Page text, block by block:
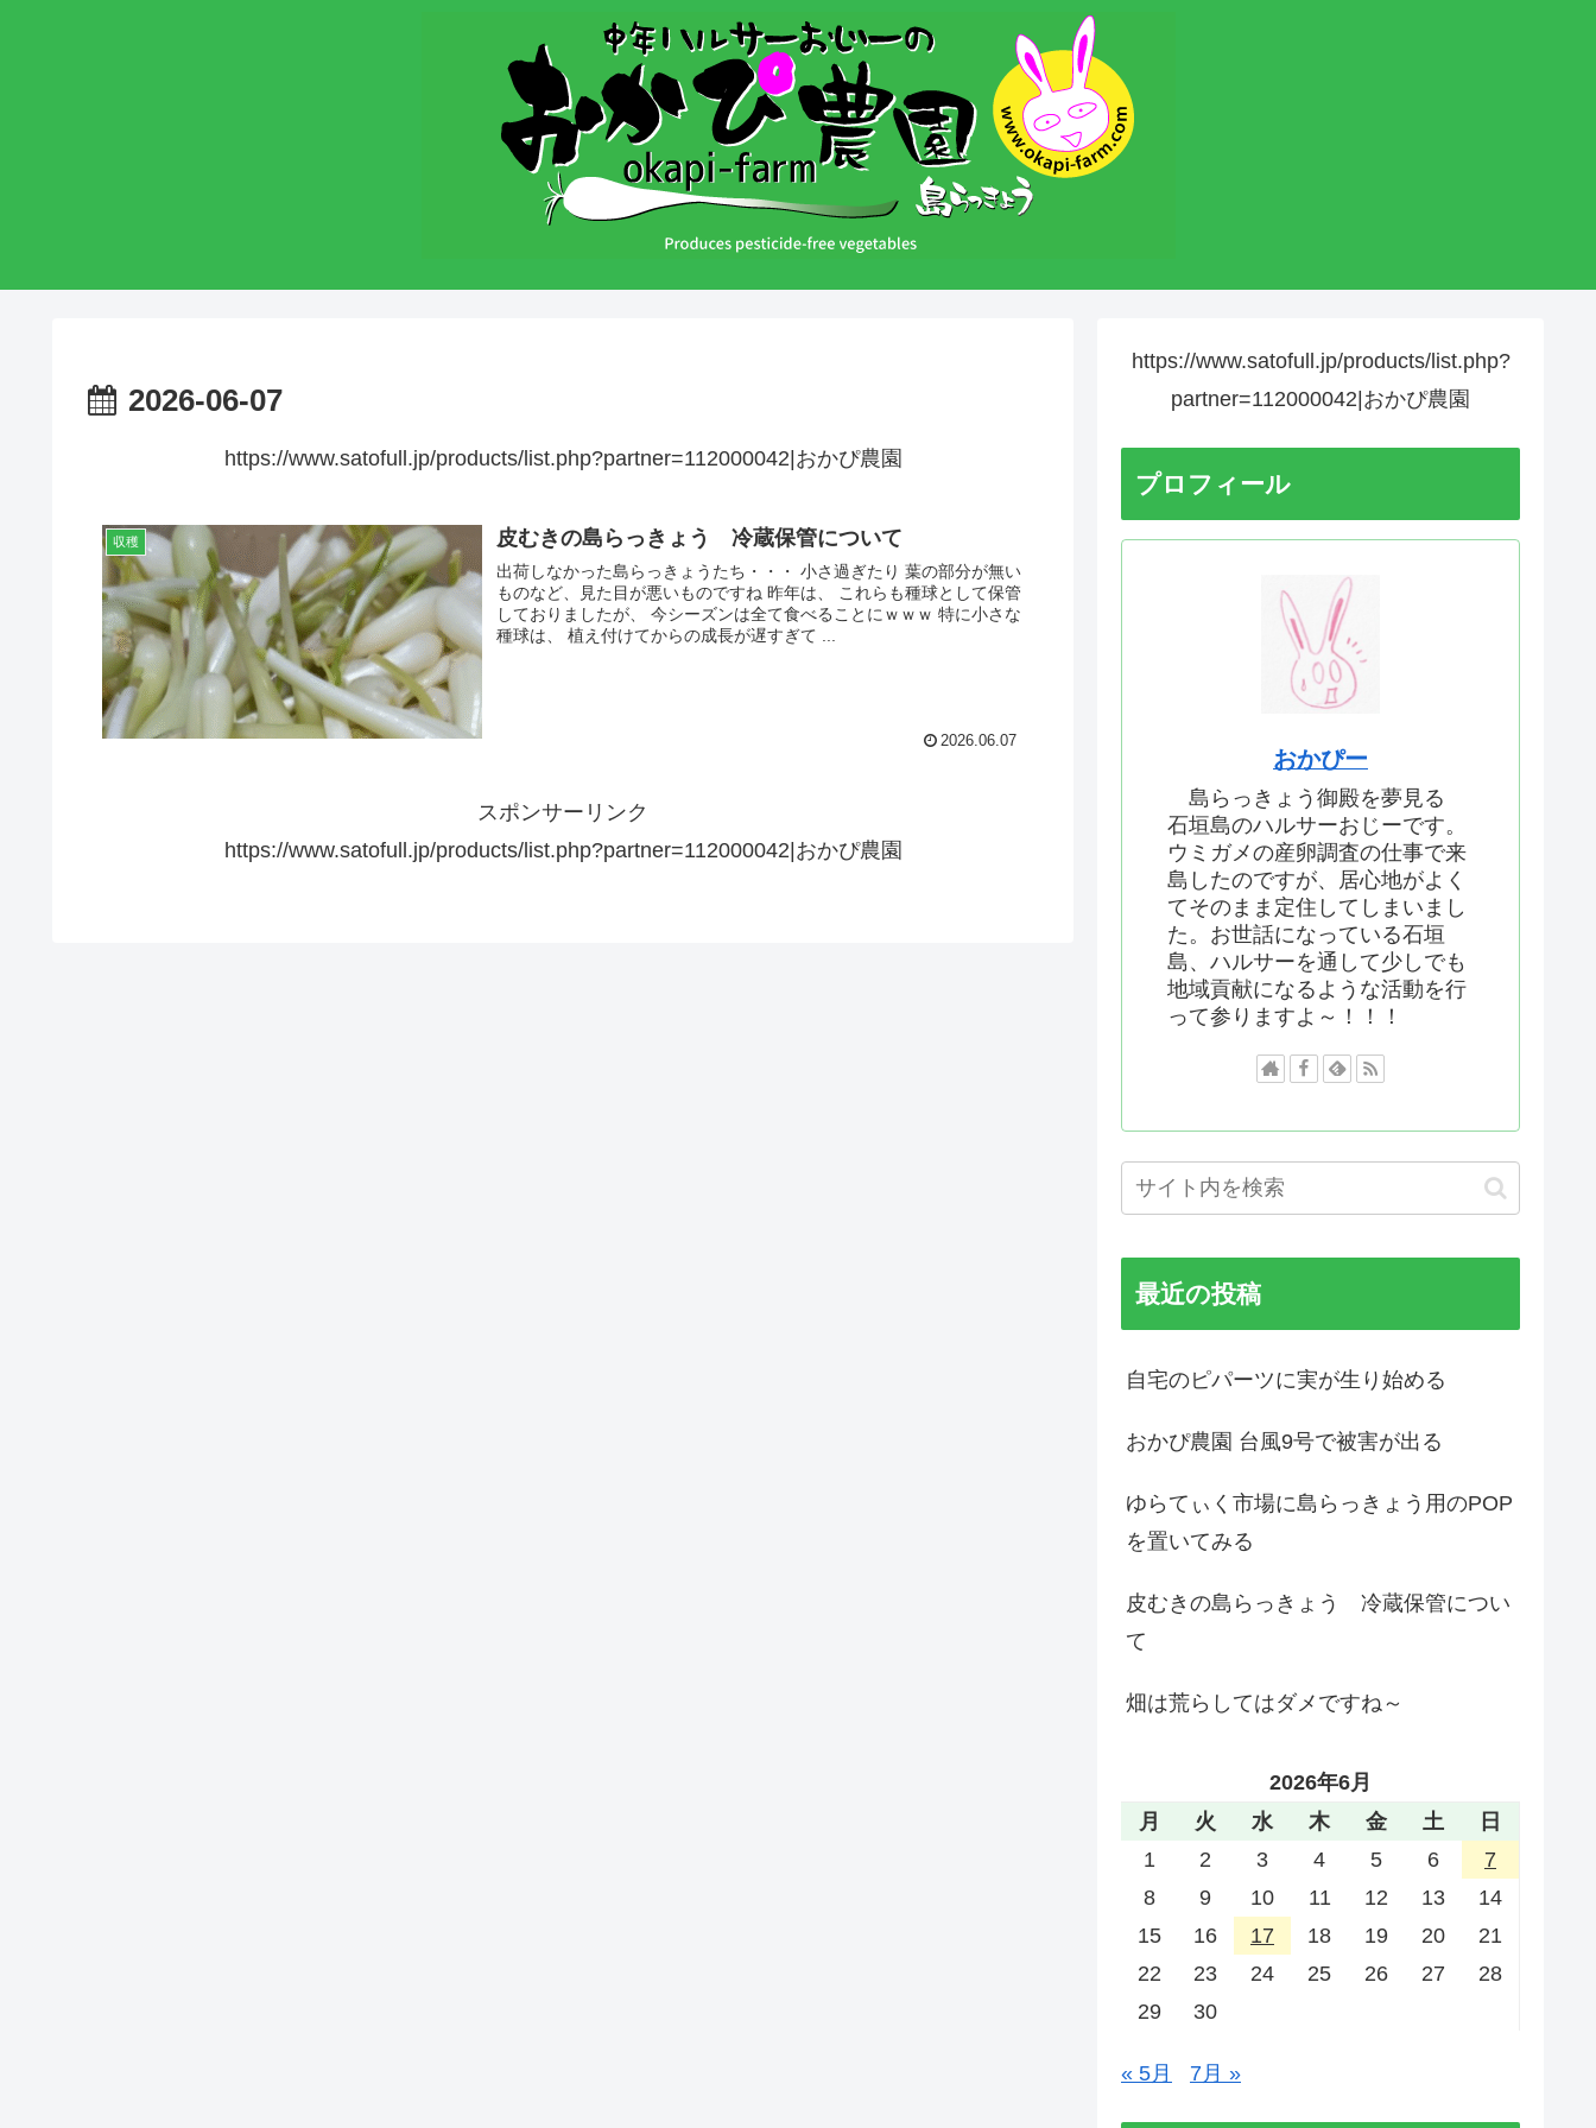
2026-06-07
https://www.satofull.jp/products/list.php?partner=112000042|おかぴ農園
収穫 皮むきの島らっきょう 冷蔵保管について
出荷しなかった島らっきょうたち・・・ 小さ過ぎたり 葉の部分が無い
ものなど、見た目が悪いものですね 昨年は、 これらも種球として保管
しておりましたが、 今シーズンは全て食べることにｗｗｗ 特に小さな
種球は、 植え付けてからの成長が遅すぎて ...
2026.06.07
スポンサーリンク
https://www.satofull.jp/products/list.php?partner=112000042|おかぴ農園
https://www.satofull.jp/products/list.php?
partner=112000042|おかぴ農園
プロフィール
おかぴー
島らっきょう御殿を夢見る
石垣島のハルサーおじーです。
ウミガメの産卵調査の仕事で来
島したのですが、居心地がよく
てそのまま定住してしまいまし
た。お世話になっている石垣
島、ハルサーを通して少しでも
地域貢献になるような活動を行
って参りますよ～！！！
最近の投稿
自宅のピパーツに実が生り始める
おかぴ農園 台風9号で被害が出る
ゆらてぃく市場に島らっきょう用のPOP
を置いてみる
皮むきの島らっきょう 冷蔵保管につい
て
畑は荒らしてはダメですね～
2026年6月
月
火 水 木 金 土
日
1
2 3 4 5 6
7
8
9 10 11 12 13
14
15
16 17 18 19 20
21
22
23 24 25 26 27
28
29
30
« 5月 7月 »